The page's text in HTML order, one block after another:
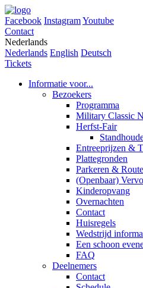
Facebook InstagramYoutube
Contact
Nederlands
Nederlands English Deutsch
Tickets
Informatie voor...
Bezoekers
Programma
Military Classic
Herfst-Fair
Entreeprijzen &
Plattegronden
Parkeren & Route
(Openbaar)
Kinderopvang
Overnachten
Contact
Huisregels
Wedstrijd
Een schoon
FAQ
Deelnemers
Contact